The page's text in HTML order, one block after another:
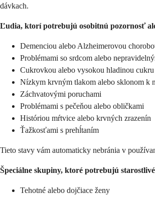
dávkach.
Ľudia, ktorí potrebujú osobitnú pozornosť
Demenciou alebo Alzheimerovou
Problémami so srdcom alebo
Cukrovkou alebo vysokou hladinou
Nízkym krvným tlakom alebo sklonom k
Záchvatovými poruchami
Problémami s pečeňou alebo obličkami
Históriou mŕtvice alebo krvných zrazenín
Ťažkosťami s prehĺtaním
Tieto stavy vám automaticky nebránia v
Špeciálne skupiny, ktoré potrebujú
Tehotné alebo dojčiace ženy